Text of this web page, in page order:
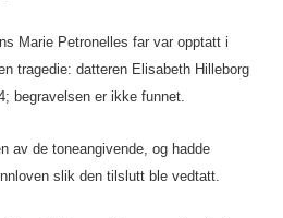
Marie Petronelles far var opptatt i
tragedie: datteren Elisabeth Hilleborg
begravelsen er ikke funnet.
av de toneangivende, og hadde
slik den tilslutt ble vedtatt.